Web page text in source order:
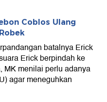
Coblos Ulang
batalnya Erick
Erick berpindah ke
MK menilai perlu adanya
agar meneguhkan